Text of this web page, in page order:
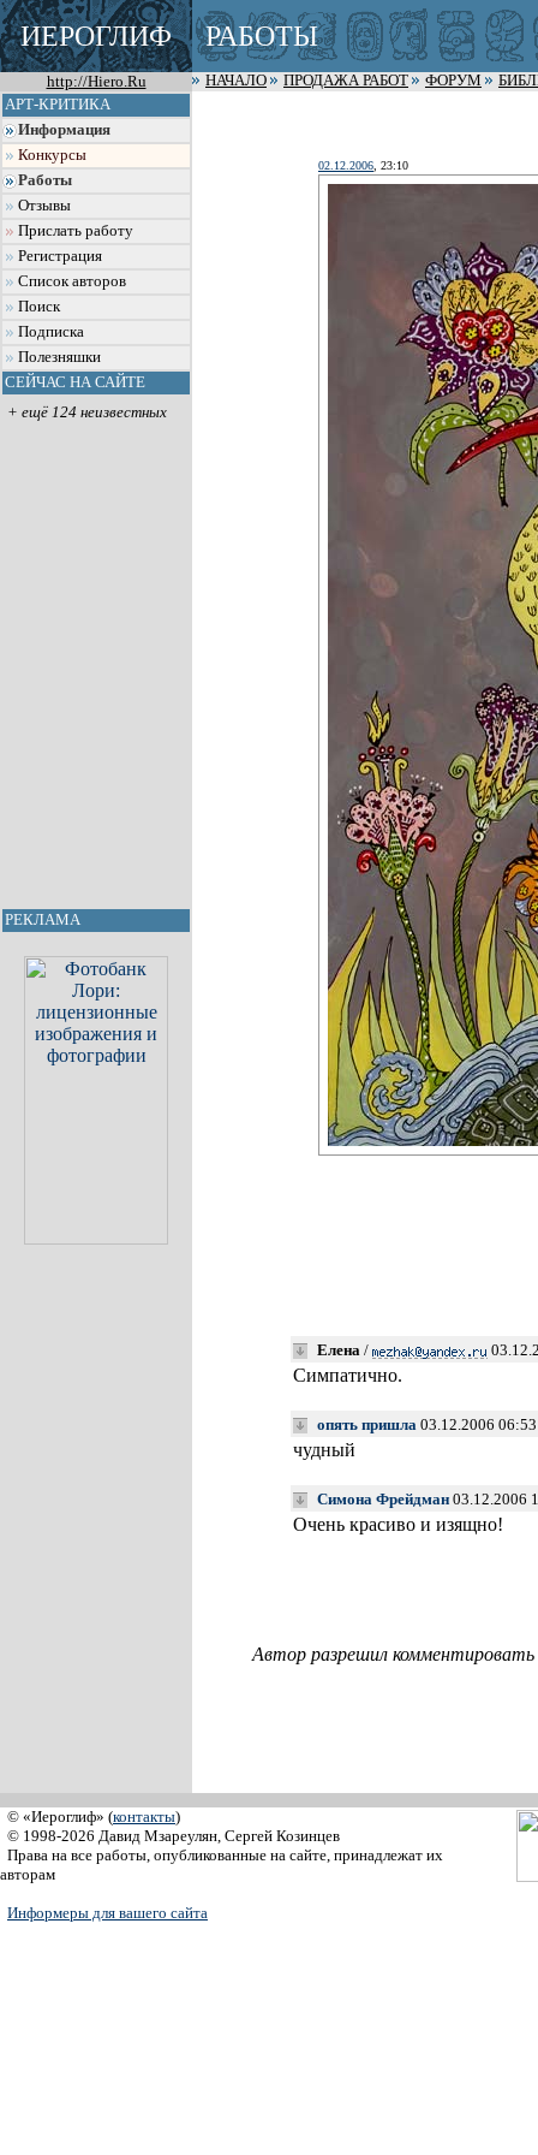
ИЕРОГЛИФ РАБОТЫ
http://Hiero.Ru НАЧАЛО ПРОДАЖА РАБОТ ФОРУМ
АРТ-КРИТИКА
Информация
Конкурсы
Работы
Отзывы
Прислать работу
Регистрация
Список авторов
Поиск
Подписка
Полезняшки
СЕЙЧАС НА САЙТЕ
+ ещё 124 неизвестных
РЕКЛАМА
02.12.2006 , 23:10
Елена /
Симпатично.
опять пришла 03.12.2006
чудный
Симона Фрейдман 03.12.2006
Очень красиво и изящно!
Автор разрешил
© «Иероглиф» (контакты)
© 1998-2026 Давид Мзареулян, Сергей Козинцев
Права на все работы, опубликованные на сайте, принадлежат их
авторам
Информеры для вашего сайта